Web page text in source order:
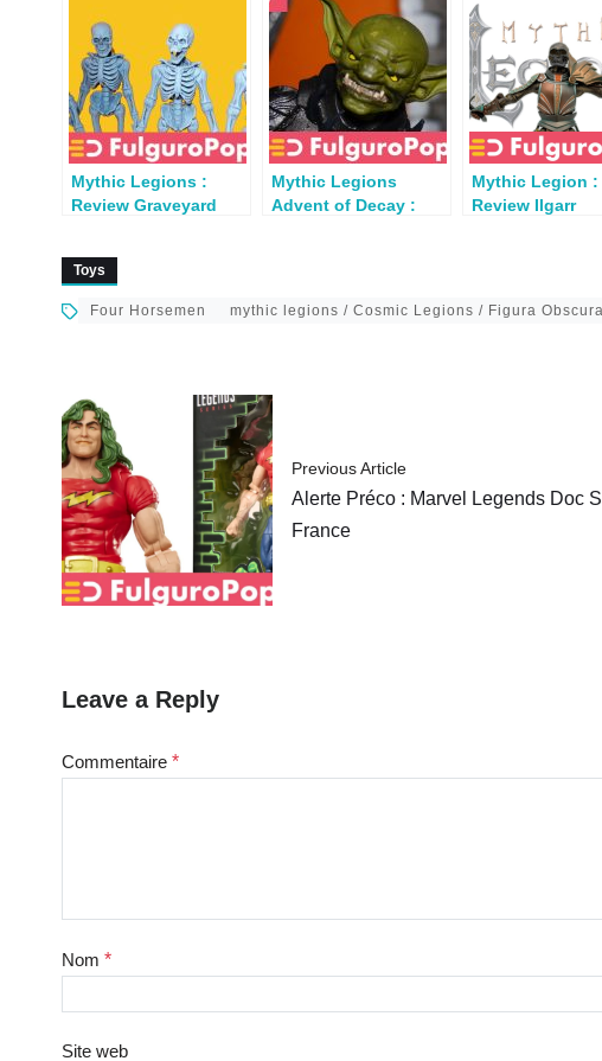
Mythic Legions :
Review Graveyard
Mythic Legions
Advent of Decay :
Mythic Legion :
Review Ilgarr
Toys
Four Horsemen mythic legions / Cosmic Legions / Figura Obscura
Previous Article
Alerte Préco : Marvel Legends Doc
France
Leave a Reply
Commentaire *
Nom *
Site web